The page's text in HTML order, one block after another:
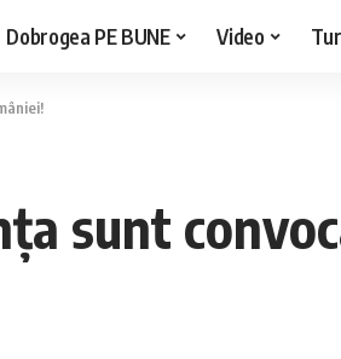
Dobrogea PE BUNE Video
sunt